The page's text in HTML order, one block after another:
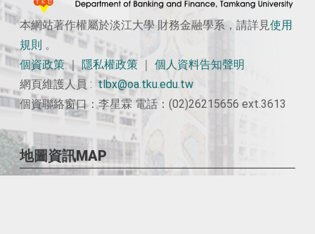
本網站著作權屬於淡江大學 財務金融學系，請詳見使用
規則 。
個資政策｜隱私權政策 ｜ 個人資料告知聲明
網頁維護人員 : tlbx@oa.tku.edu.tw
個資聯絡窗口：李星霖 電話：(02)26215656 ext.3613
地圖資訊MAP